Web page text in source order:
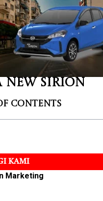
New Sirion
Contents
KAMI
Marketing